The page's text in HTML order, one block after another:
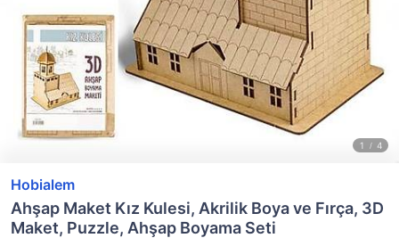
Hobialem
Ahşap Maket Kız Kulesi, Akrilik Boya ve Fırça, 3D
Maket, Puzzle, Ahşap Boyama Seti